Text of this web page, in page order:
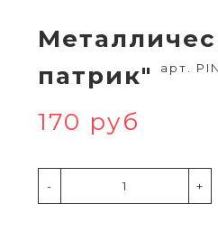
патрик"
арт.
170 руб
- +